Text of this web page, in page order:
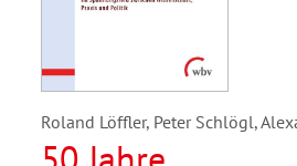
Roland Löffler, Peter Schlögl,